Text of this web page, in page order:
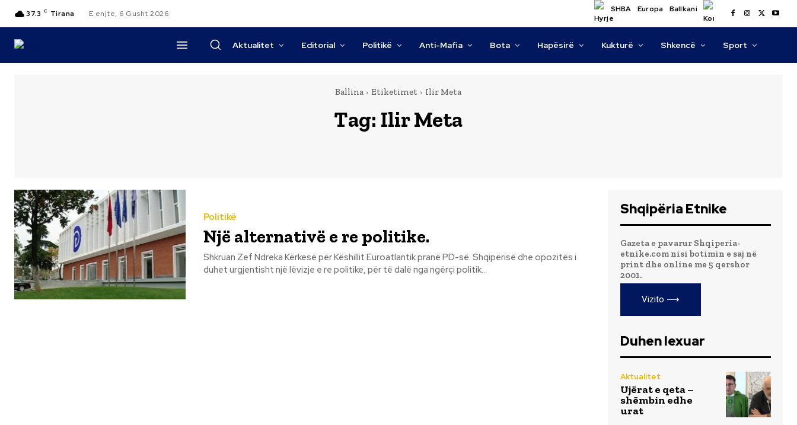
37.3 C Tirana E enjte, 6 Gusht 2026 SHBA Europa Ballkani
Aktualitet Editorial Politikë Anti-Mafia Bota Hapësirë Kukturë Shkencë Sport
Ballina Etiketimet Ilir Meta
Tag: Ilir Meta
Politikë
Një alternativë e re politike.
Shkruan Zef Ndreka Kërkesë për Këshillit Euroatlantik pranë PD-së. Shqipërisë dhe opozitës i
duhet urgjentisht një lëvizje e re politike, për të dalë nga ngërçi politik...
Shqipëria Etnike
Gazeta e pavarur Shqiperia-
etnike.com nisi botimin e saj në
print dhe online me 5 qershor
2001.
Vizito ⟶
Duhen lexuar
Aktualitet
Ujërat e qeta –
shëmbin edhe
urat